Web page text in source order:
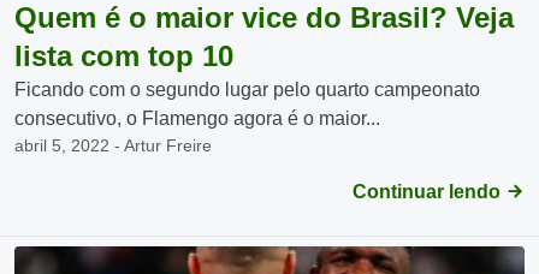
Quem é o maior vice do Brasil? Veja
lista com top 10
Ficando com o segundo lugar pelo quarto campeonato
consecutivo, o Flamengo agora é o maior...
abril 5, 2022 - Artur Freire
Continuar lendo